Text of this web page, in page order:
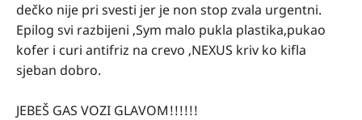
dečko nije pri svesti jer je non stop zvala urgentni.
Epilog svi razbijeni ,Sym malo pukla plastika,pukao
kofer i curi antifriz na crevo ,NEXUS kriv ko kifla
sjeban dobro.
JEBEŠ GAS VOZI GLAVOM!!!!!!